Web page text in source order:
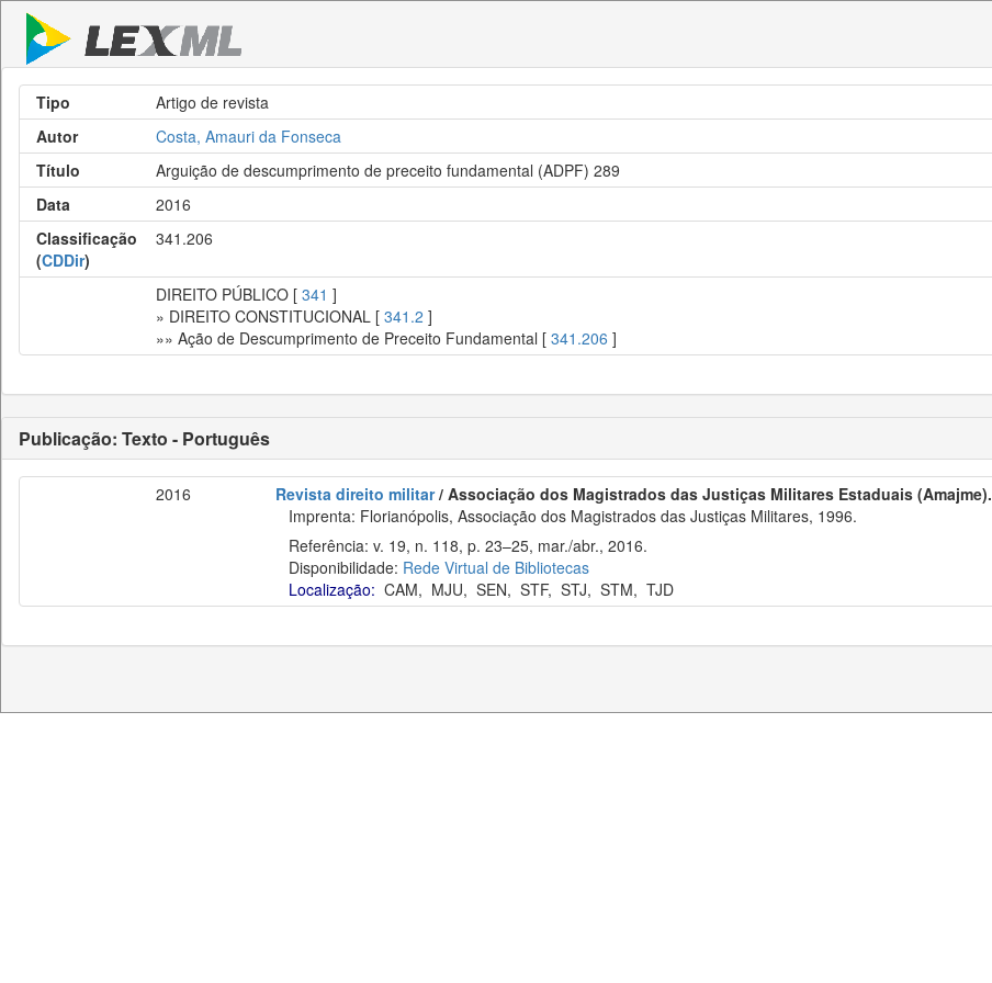
Tipo
Artigo de revista
Autor
Costa, Amauri da Fonseca
Título
Arguição de descumprimento de preceito fundamental (ADPF) 289
Data
2016
Classificação
(CDDir)
341.206
DIREITO PÚBLICO [ 341 ]
» DIREITO CONSTITUCIONAL [ 341.2 ]
»» Ação de Descumprimento de Preceito Fundamental [ 341.206 ]
Publicação: Texto - Português
2016 Revista direito militar/ Associação dos Magistrados das Justiças Militares Estaduais (Amajme).
Imprenta: Florianópolis, Associação dos Magistrados das Justiças Militares, 1996.
Referência: v. 19, n. 118, p. 23–25, mar./abr., 2016.
Disponibilidade: Rede Virtual de Bibliotecas
Localização: CAM, MJU, SEN, STF, STJ, STM, TJD